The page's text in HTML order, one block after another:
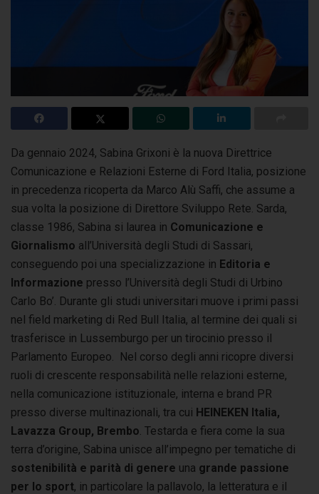
Da gennaio 2024, Sabina Grixoni è la nuova Direttrice
Comunicazione e Relazioni Esterne di Ford Italia, posizione
in precedenza ricoperta da Marco Alù Saffi, che assume a
sua volta la posizione di Direttore Sviluppo Rete. Sarda,
classe 1986, Sabina si laurea in Comunicazione e
Giornalismo all’Università degli Studi di Sassari,
conseguendo poi una specializzazione in Editoria e
Informazione presso l’Università degli Studi di Urbino
Carlo Bo’. Durante gli studi universitari muove i primi passi
nel field marketing di Red Bull Italia, al termine dei quali si
trasferisce in Lussemburgo per un tirocinio presso il
Parlamento Europeo. Nel corso degli anni ricopre diversi
ruoli di crescente responsabilità nelle relazioni esterne,
nella comunicazione istituzionale, interna e brand PR
presso diverse multinazionali, tra cui HEINEKEN Italia,
Lavazza Group, Brembo . Testarda e fiera come la sua
terra d’origine, Sabina unisce all’impegno per tematiche di
sostenibilità e parità di genere una grande passione
per lo sport, in particolare la pallavolo, la letteratura e il